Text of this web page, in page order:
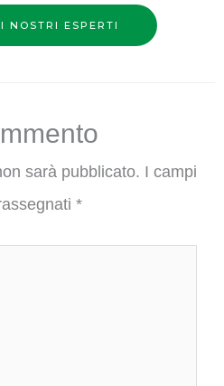
NOSTRI ESPERTI
sarà pubblicato. I campi
*